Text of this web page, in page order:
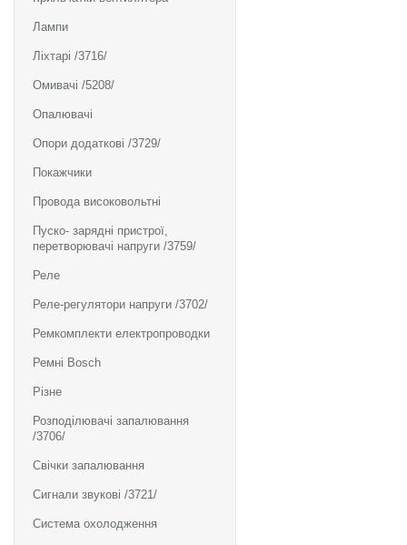
Лампи
Ліхтарі /3716/
Омивачі /5208/
Опалювачі
Опори додаткові /3729/
Покажчики
Провода високовольтні
Пуско- зарядні пристрої,
перетворювачі напруги /3759/
Реле
Реле-регулятори напруги /3702/
Ремкомплекти електропроводки
Ремні Bosch
Різне
Розподілювачі запалювання
/3706/
Свічки запалювання
Сигнали звукові /3721/
Система охолодження